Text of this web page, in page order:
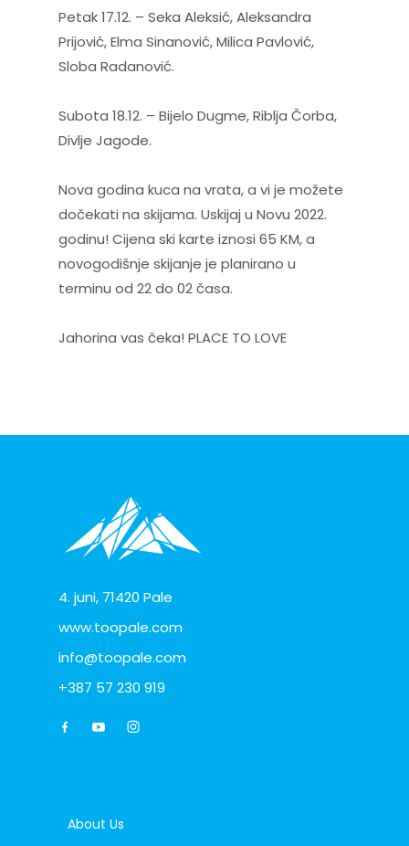
Petak 17.12. – Seka Aleksić, Aleksandra
Prijović, Elma Sinanović, Milica Pavlović,
Sloba Radanović.
Subota 18.12. – Bijelo Dugme, Riblja Čorba,
Divlje Jagode.
Nova godina kuca na vrata, a vi je možete
dočekati na skijama. Uskijaj u Novu 2022.
godinu! Cijena ski karte iznosi 65 KM, a
novogodišnje skijanje je planirano u
terminu od 22 do 02 časa.
Jahorina vas čeka! PLACE TO LOVE
4. juni, 71420 Pale
www.toopale.com
info@toopale.com
+387 57 230 919
About Us